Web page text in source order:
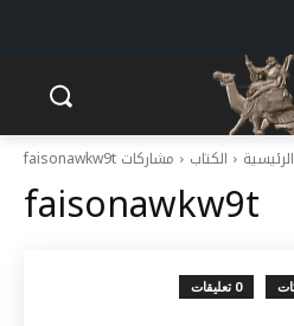
الرئيسية الكتاب مشاركات faisonawkw9t
faisonawkw9t
0 تعليقات